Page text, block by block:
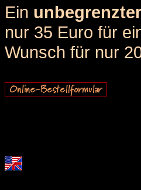
Ein
nur 35 Euro für
Wunsch für nur